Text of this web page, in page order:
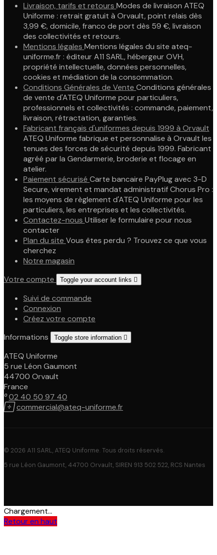
Livraison, tarifs et retours Modes de livraison ATEQ
Uniforme : retrait gratuit à Orvault, point relais dès
3,99 €, domicile, franco de port dès 59 €, livraison
des collectivités et retours.
Mentions légales Mentions légales du site ateq-
uniforme.fr : éditeur A11 SARL, hébergeur OVH,
propriété intellectuelle, données personnelles,
cookies et médiation de la consommation.
Conditions Générales de Vente Conditions générales
de vente d'ATEQ Uniforme pour particuliers,
professionnels et collectivités : commande, paiement,
livraison, rétractation, garanties.
Fabricant français d'uniformes depuis 1999 à Orvault
ATEQ Uniforme fabrique et personnalise à Orvault les
tenues des forces de sécurité depuis 1999. Fabricant
agréé par la Gendarmerie, broderie et flocage en
atelier.
Paiement sécurisé Carte bancaire PayPlug avec 3-D
Secure, virement et mandat administratif Chorus Pro :
les moyens de règlement d'ATEQ Uniforme pour les
particuliers, les entreprises et les collectivités.
Contactez-nous Utiliser le formulaire pour nous
contacter
Plan du site Vous êtes perdu ? Trouvez ce que vous
cherchez
Notre magasin
Votre compte
Toggle your account links 
Suivi de commande
Connexion
Créez votre compte
Informations
Toggle store information 
ATEQ Uniforme
5 rue Léon Gaumont
44700 Orvault
France
02 40 50 97 40
commercial@ateq-uniforme.fr
© 2026 A11 SARL, ATEQ Uniforme. Tous droits réservés.
5 rue Léon Gaumont, 44700 Orvault, SIREN 913 502 522, RCS Nantes
Chargement...
Retour en haut